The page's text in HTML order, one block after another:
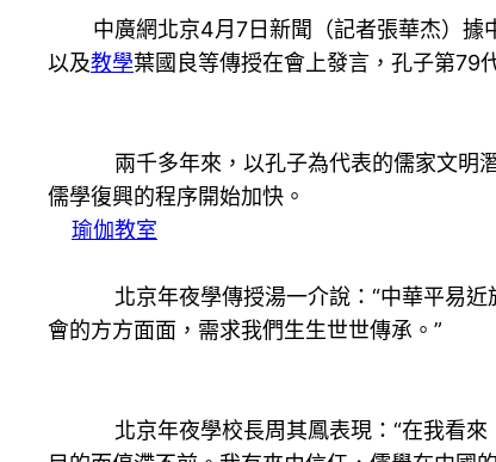
中廣網北京4月7日新聞（記者張華杰）據中
以及教學葉國良等傳授在會上發言，孔子第79
兩千多年來，以孔子為代表的儒家文明潛
儒學復興的程序開始加快。
瑜伽教室
北京年夜學傳授湯一介說：“中華平易近
會的方方面面，需求我們生生世世傳承。”
北京年夜學校長周其鳳表現：“在我看來，